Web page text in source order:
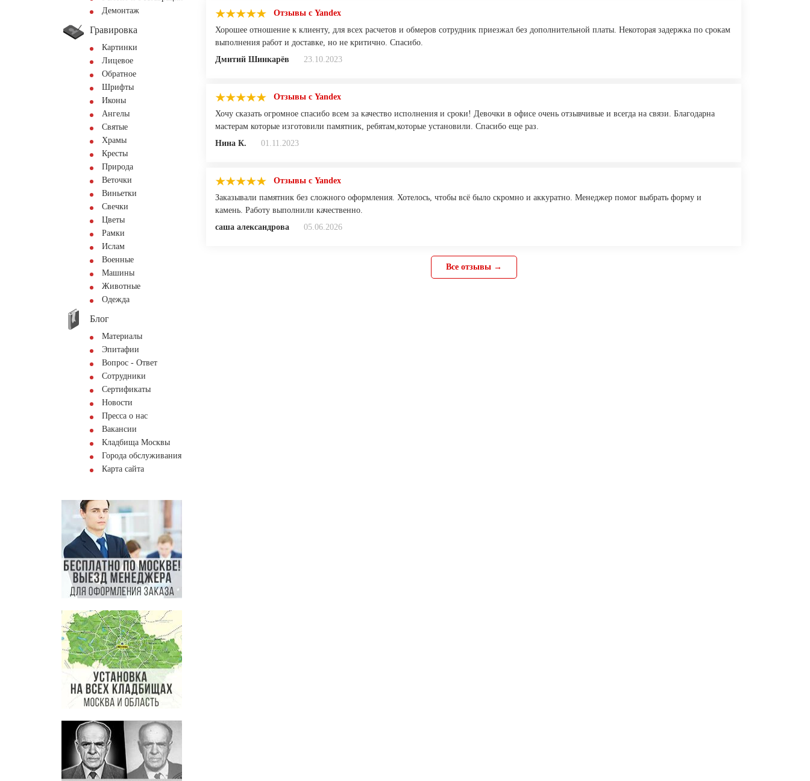
Демонтаж
Гравировка
Картинки
Лицевое
Обратное
Шрифты
Иконы
Ангелы
Святые
Храмы
Кресты
Природа
Веточки
Виньетки
Свечки
Цветы
Рамки
Ислам
Военные
Машины
Животные
Одежда
Блог
Материалы
Эпитафии
Вопрос - Ответ
Сотрудники
Сертификаты
Новости
Пресса о нас
Вакансии
Кладбища Москвы
Города обслуживания
Карта сайта
Отзывы с Yandex
Хорошее отношение к клиенту, для всех расчетов и обмеров сотрудник приезжал без дополнительной платы. Некоторая задержка по срокам
выполнения работ и доставке, но не критично. Спасибо.
Дмитий Шинкарёв
23.10.2023
Отзывы с Yandex
Хочу сказать огромное спасибо всем за качество исполнения и сроки! Девочки в офисе очень отзывчивые и всегда на связи. Благодарна
мастерам которые изготовили памятник, ребятам,которые установили. Спасибо еще раз.
Нина К.
01.11.2023
Отзывы с Yandex
Заказывали памятник без сложного оформления. Хотелось, чтобы всё было скромно и аккуратно. Менеджер помог выбрать форму и
камень. Работу выполнили качественно.
саша александрова
05.06.2026
Все отзывы →